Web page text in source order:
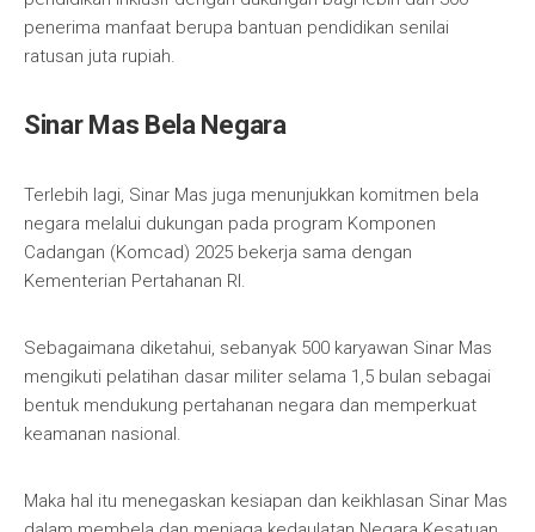
penerima manfaat berupa bantuan pendidikan senilai
ratusan juta rupiah.
Sinar Mas Bela Negara
Terlebih lagi, Sinar Mas juga menunjukkan komitmen bela
negara melalui dukungan pada program Komponen
Cadangan (Komcad) 2025 bekerja sama dengan
Kementerian Pertahanan RI.
Sebagaimana diketahui, sebanyak 500 karyawan Sinar Mas
mengikuti pelatihan dasar militer selama 1,5 bulan sebagai
bentuk mendukung pertahanan negara dan memperkuat
keamanan nasional.
Maka hal itu menegaskan kesiapan dan keikhlasan Sinar Mas